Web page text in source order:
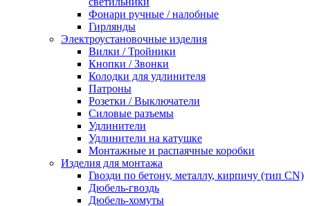
Фонари ручные / налобные
Гирлянды
Электроустановочные изделия
Вилки / Тройники
Кнопки / Звонки
Колодки для удлинителя
Патроны
Розетки / Выключатели
Силовые разъемы
Удлинители
Удлинители на катушке
Монтажные и распаячные коробки
Изделия для монтажа
Гвозди по бетону, металлу, кирпичу (тип CN)
Дюбель-гвоздь
Дюбель-хомуты